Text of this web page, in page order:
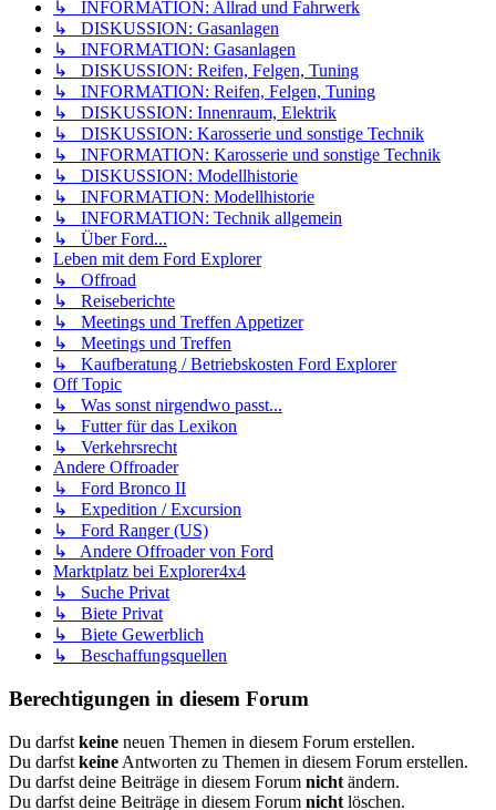
↳ INFORMATION: Allrad und Fahrwerk
↳ DISKUSSION: Gasanlagen
↳ INFORMATION: Gasanlagen
↳ DISKUSSION: Reifen, Felgen, Tuning
↳ INFORMATION: Reifen, Felgen, Tuning
↳ DISKUSSION: Innenraum, Elektrik
↳ DISKUSSION: Karosserie und sonstige Technik
↳ INFORMATION: Karosserie und sonstige Technik
↳ DISKUSSION: Modellhistorie
↳ INFORMATION: Modellhistorie
↳ INFORMATION: Technik allgemein
↳ Über Ford...
Leben mit dem Ford Explorer
↳ Offroad
↳ Reiseberichte
↳ Meetings und Treffen Appetizer
↳ Meetings und Treffen
↳ Kaufberatung / Betriebskosten Ford Explorer
Off Topic
↳ Was sonst nirgendwo passt...
↳ Futter für das Lexikon
↳ Verkehrsrecht
Andere Offroader
↳ Ford Bronco II
↳ Expedition / Excursion
↳ Ford Ranger (US)
↳ Andere Offroader von Ford
Marktplatz bei Explorer4x4
↳ Suche Privat
↳ Biete Privat
↳ Biete Gewerblich
↳ Beschaffungsquellen
Berechtigungen in diesem Forum
Du darfst keine neuen Themen in diesem Forum erstellen.
Du darfst keine Antworten zu Themen in diesem Forum erstellen.
Du darfst deine Beiträge in diesem Forum nicht ändern.
Du darfst deine Beiträge in diesem Forum nicht löschen.